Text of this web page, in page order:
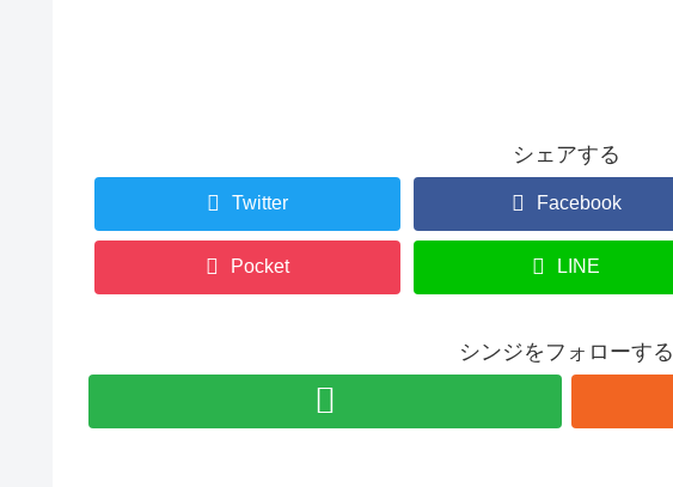
シェアする
Twitter Facebook
Pocket LINE
シンジをフォローする